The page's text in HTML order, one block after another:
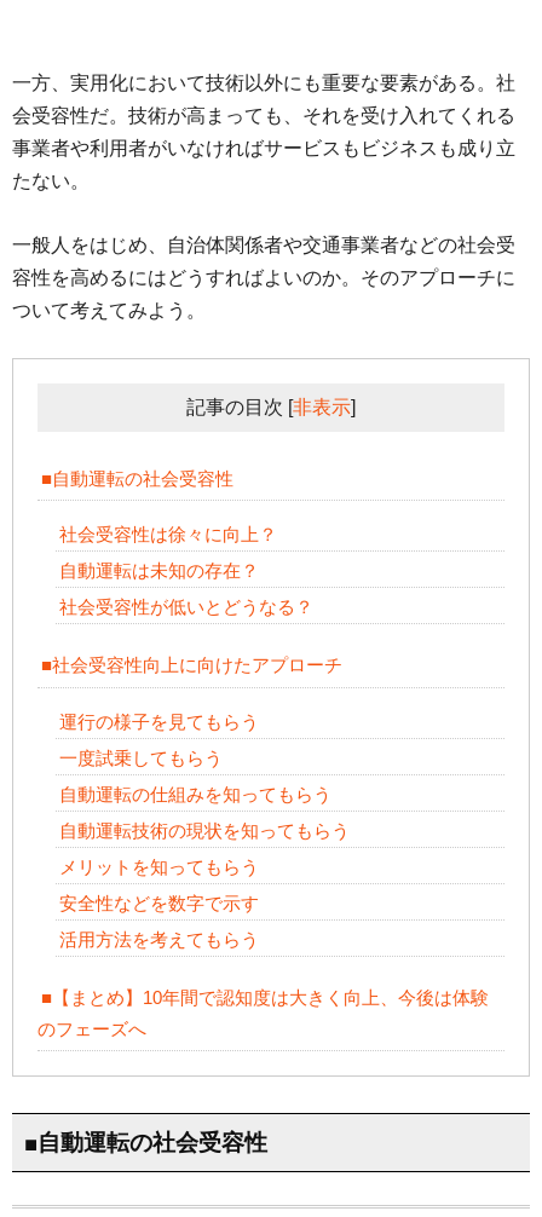
一方、実用化において技術以外にも重要な要素がある。社
会受容性だ。技術が高まっても、それを受け入れてくれる
事業者や利用者がいなければサービスもビジネスも成り立
たない。
一般人をはじめ、自治体関係者や交通事業者などの社会受
容性を高めるにはどうすればよいのか。そのアプローチに
ついて考えてみよう。
記事の目次 [非表示]
■自動運転の社会受容性
社会受容性は徐々に向上？
自動運転は未知の存在？
社会受容性が低いとどうなる？
■社会受容性向上に向けたアプローチ
運行の様子を見てもらう
一度試乗してもらう
自動運転の仕組みを知ってもらう
自動運転技術の現状を知ってもらう
メリットを知ってもらう
安全性などを数字で示す
活用方法を考えてもらう
■【まとめ】10年間で認知度は大きく向上、今後は体験
のフェーズへ
■自動運転の社会受容性